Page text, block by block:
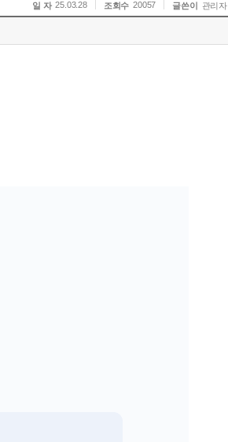
일 자 25.03.28 조회수 20057 글쓴이 관리자